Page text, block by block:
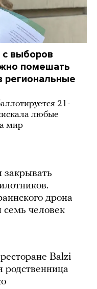
с выборов
помешать
региональные
21-
любые
мир
дрона
семь человек
Balzi
родственница